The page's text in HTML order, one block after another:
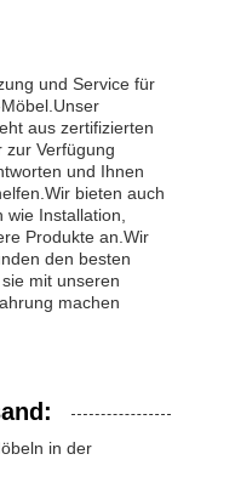
und Service für
aus zertifizierten
zur Verfügung
und Ihnen
bieten auch
Installation,
Produkte an.Wir
den besten
mit unseren
machen
in der